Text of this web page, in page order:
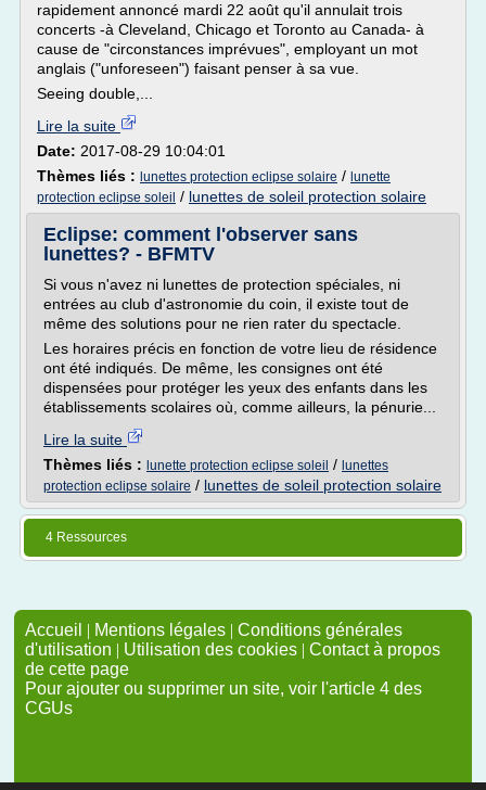
rapidement annoncé mardi 22 août qu'il annulait trois
concerts -à Cleveland, Chicago et Toronto au Canada- à
cause de "circonstances imprévues", employant un mot
anglais ("unforeseen") faisant penser à sa vue.
Seeing double,...
Lire la suite
Date: 2017-08-29 10:04:01
Thèmes liés : lunettes protection eclipse solaire / lunette
protection eclipse soleil / lunettes de soleil protection solaire
Eclipse: comment l'observer sans
lunettes? - BFMTV
Si vous n'avez ni lunettes de protection spéciales, ni
entrées au club d'astronomie du coin, il existe tout de
même des solutions pour ne rien rater du spectacle.
Les horaires précis en fonction de votre lieu de résidence
ont été indiqués. De même, les consignes ont été
dispensées pour protéger les yeux des enfants dans les
établissements scolaires où, comme ailleurs, la pénurie...
Lire la suite
Thèmes liés : lunette protection eclipse soleil / lunettes
protection eclipse solaire / lunettes de soleil protection solaire
4 Ressources
Accueil | Mentions légales | Conditions générales
d'utilisation | Utilisation des cookies | Contact à propos
de cette page
Pour ajouter ou supprimer un site, voir l'article 4 des
CGUs